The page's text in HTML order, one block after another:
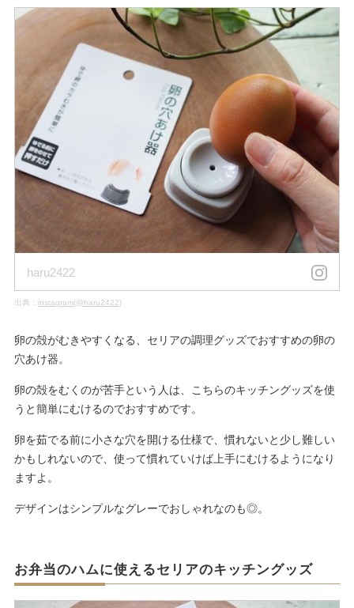
haru2422
出典： instagram(@haru2422)
卵の殻がむきやすくなる、セリアの調理グッズでおすすめの卵の
穴あけ器。
卵の殻をむくのが苦手という人は、こちらのキッチングッズを使
うと簡単にむけるのでおすすめです。
卵を茹でる前に小さな穴を開ける仕様で、慣れないと少し難しい
かもしれないので、使って慣れていけば上手にむけるようになり
ますよ。
デザインはシンプルなグレーでおしゃれなのも◎。
お弁当のハムに使えるセリアのキッチングッズ